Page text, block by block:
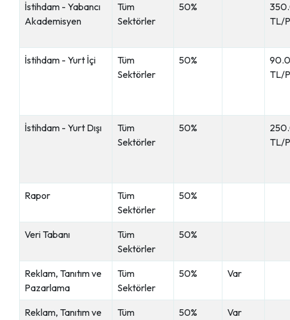
İstihdam - Yabancı
Akademisyen
Tüm
Sektörler
50%
TL/
İstihdam - Yurt İçi
Tüm
Sektörler
50%
TL/
İstihdam - Yurt Dışı
Tüm
Sektörler
50%
TL/
Rapor
Tüm
Sektörler
50%
Veri Tabanı
Tüm
Sektörler
50%
Reklam, Tanıtım ve
Pazarlama
Tüm
Sektörler
50% Var
Reklam, Tanıtım ve
Tüm
50% Var